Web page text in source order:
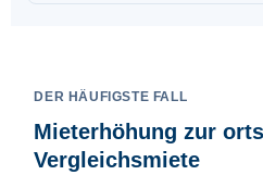
DER HÄUFIGSTE FALL
Mieterhöhung zur
Vergleichsmiete